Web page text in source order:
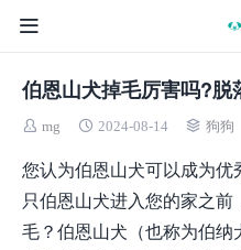
伯恩山犬掉毛厉害吗?脱
mg 2024-08-14 狗狗
您认为伯恩山犬可以成为
只伯恩山犬进入您的家之
毛？伯恩山犬（也称为伯